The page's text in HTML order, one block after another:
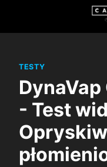
TESTY
- Test